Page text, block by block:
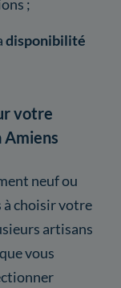
;
disponibilité
votre
Amiens
neuf ou
à choisir votre
artisans
vous